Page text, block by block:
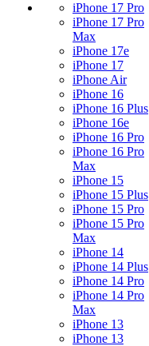
iPhone 17 Pro
iPhone 17 Pro
Max
iPhone 17e
iPhone 17
iPhone Air
iPhone 16
iPhone 16 Plus
iPhone 16e
iPhone 16 Pro
iPhone 16 Pro
Max
iPhone 15
iPhone 15 Plus
iPhone 15 Pro
iPhone 15 Pro
Max
iPhone 14
iPhone 14 Plus
iPhone 14 Pro
iPhone 14 Pro
Max
iPhone 13
iPhone 13